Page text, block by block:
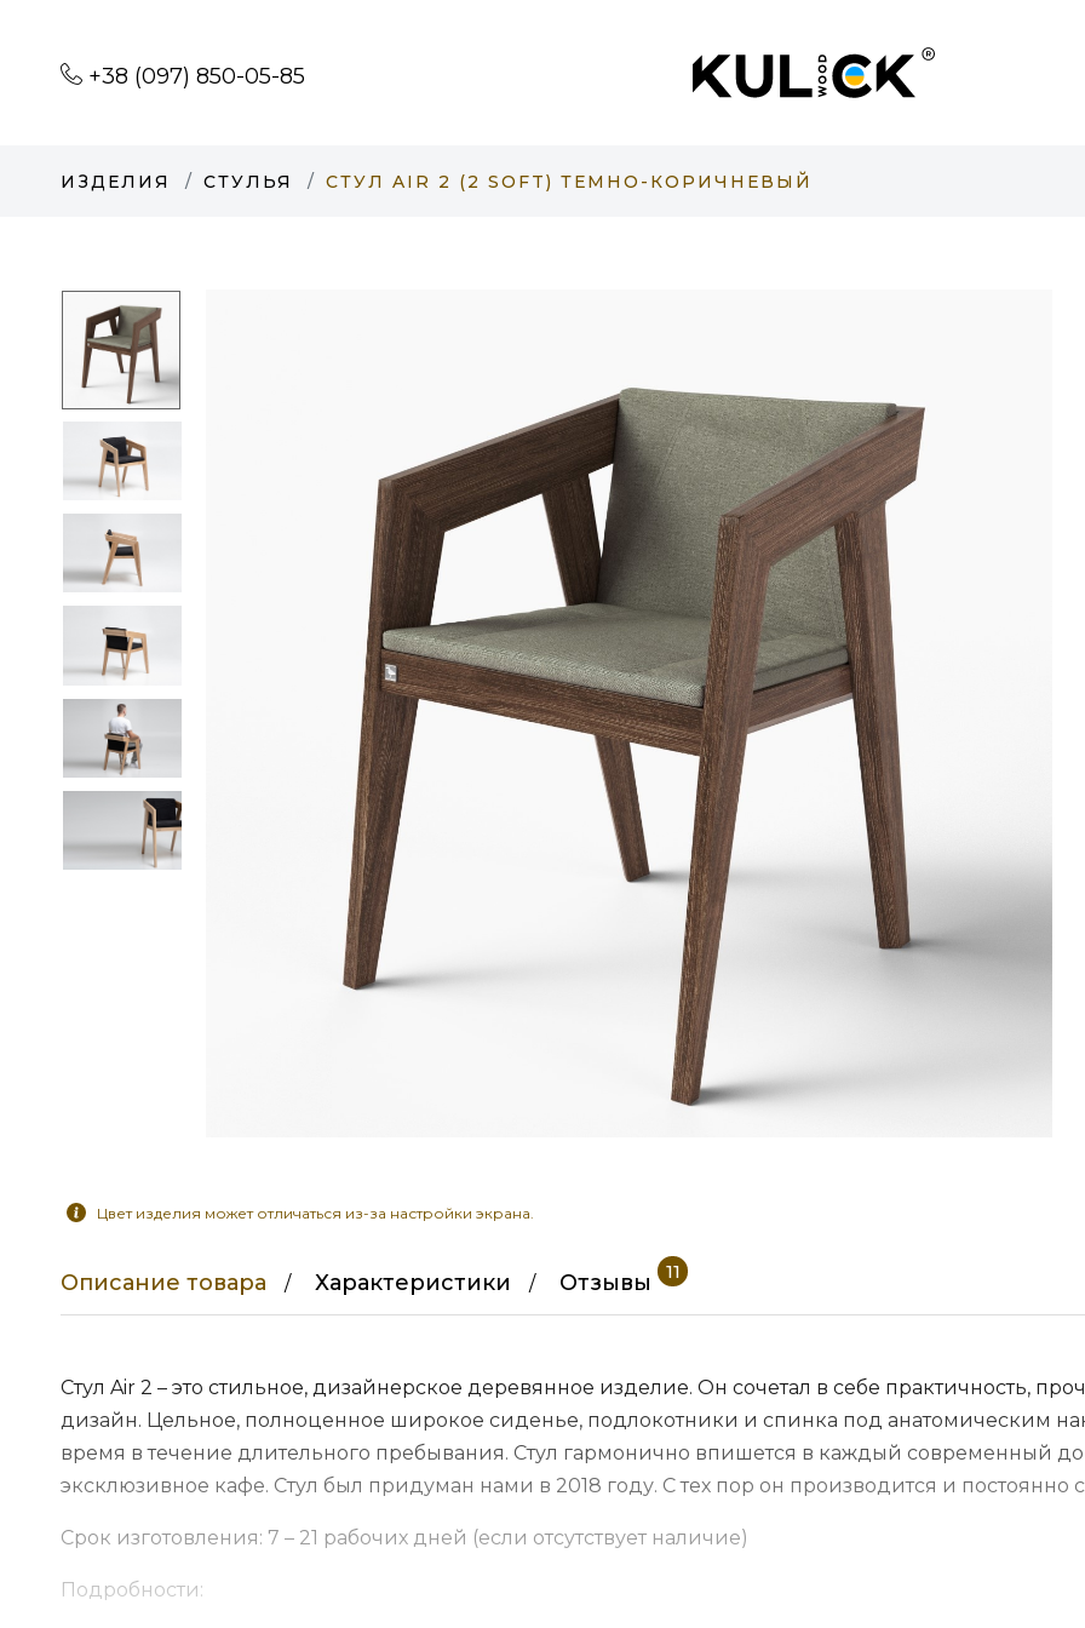
+38 (097) 850-05-85
ИЗДЕЛИЯ СТУЛЬЯ СТУЛ AIR 2 (2 SOFT) ТЕМНО-КОРИЧНЕВЫЙ
Цвет изделия может отличаться из-за настройки экрана.
Описание товара Характеристики Отзывы 11
Стул Air 2 – это стильное, дизайнерское деревянное изделие. Он сочетал в себе практичность,
дизайн. Цельное, полноценное широкое сиденье, подлокотники и спинка под анатомическим
время в течение длительного пребывания. Стул гармонично впишется в каждый современный
эксклюзивное кафе. Стул был придуман нами в 2018 году. С тех пор он производится и постоянно
Срок изготовления: 7 – 21 рабочих дней (если отсутствует наличие)
Подробности: